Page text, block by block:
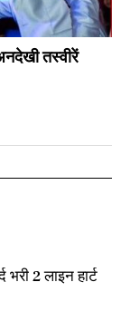
तस्वीरें
2 लाइन हार्ट